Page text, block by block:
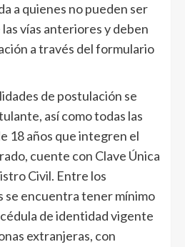
a quienes no pueden ser
vías anteriores y deben
a través del formulario
de postulación se
así como todas las
18 años que integren el
cuente con Clave Única
Civil. Entre los
se encuentra tener mínimo
de identidad vigente
extranjeras, con